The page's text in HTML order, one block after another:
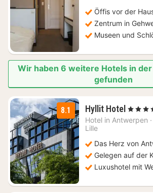
Öffis vor der
Zentrum in
Museen und
Wir haben 6 weitere Hotels in der
gefunden
8.1 Hyllit Hotel 2
Nächte
ab
€
, 4 Sterne
Hotel in Antwerpen ·
Lille
Das Herz von
Gelegen auf der
Luxushotel mit